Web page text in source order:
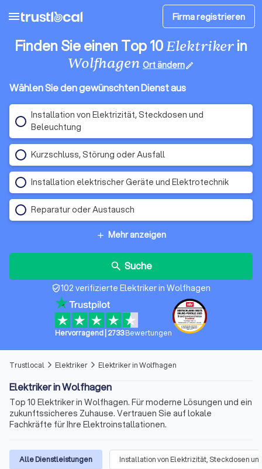
menu Firma registrieren
Finden Sie einen Top 10Elektrikerin
Wolfhagen Ort ändernedit
Wählen Sie den gewünschten Dienst aus
Installation von Elektrizität, Steckdosen und
Beleuchtung
Kurzschluss, Störung oder Ausfall
Installation elektrischer Geräte und Elektrotechnik
Reparatur oder Austausch
add Mehr anzeigen
search Suche
verified_user102 verifizierte Elektriker in Wolfhagen
Hervorragend| 2733 Bewertungen
Trustlocal arrow_forward_ios Elektriker arrow_forward_ios Elektriker in Wolfhagen
Elektriker in Wolfhagen
Top 10 Elektriker in Wolfhagen. Für moderne Lösungen und ein
zukunftssicheres Zuhause. Vertrauen Sie auf lokale
Fachkräfte für Ihre Elektroinstallationen.
Alle Dienstleistungen Installation von Elektrizität, Steckdosen